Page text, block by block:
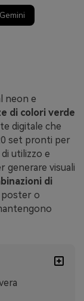
Gemini
neon e
di colori verde
digitale che
set pronti per
utilizzo e
generare visuali
di
poster o